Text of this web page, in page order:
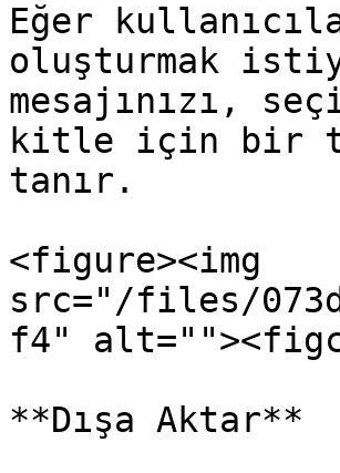
Eğer
oluşturmak
mesajınızı,
kitle için bir
tanır.
<figure><img
src="/files/
f4"
**Dışa Aktar**